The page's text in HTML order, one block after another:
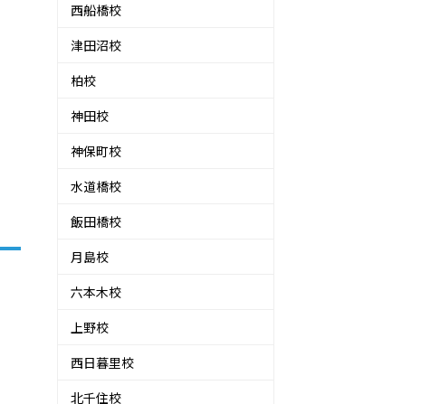
西船橋校
津田沼校
柏校
神田校
神保町校
水道橋校
飯田橋校
月島校
六本木校
上野校
西日暮里校
北千住校